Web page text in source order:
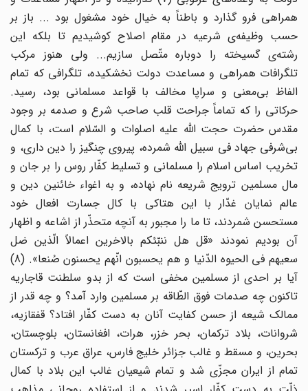
همراهی فرو گذارد و باطناً به خیال خود مشغول بود ... باز بر
حسب وظیفه‌ی شرعیه در مقام اصلاح کوشیدیم تا بلکه این
رشته‌ی گسیخته را دوباره متّصل سازیم... ولی هنوز مرکب
تلگرافات همراهی و مساعدت دولت نخشکیده، تلگرافی که تمام
الفاظ بی‌معنی و سراپا مخالف با قواعد مسلمانی بود، رسید.
حرکاتی را که تماماً جراحت قلب صاحب شرع و صدمه بر وجود
مقدس حضرت حجت الله علیه اصلوات و السّلام است، با کمال
بی‌شرفی جهاد فی سبیل الله شمرده، پیروی چنگیز را دین داری، و
تخریب اساس اسلام را مسلمانی و تسلیط کفّار روس را بر جان و
مال مسلمین ترویج شریعه نام نهاده، و به اغواء خائنین دین و
عالم نمایان غدّار با این هتاکی با کال جسارت افعال خود
مستحسن شمردند، تا ما را مجبور به آنچه متحذّر از اشاعه و اظهار
آن بودیم نمودند «قل هل ننبّئکم بالاخرین اعمالاً الّذین ضل
سعیهم فی الحیوه الدّنیا و هم یحسبون انّهم یحسنون صُنعا». (8)
آیا بر احدی از مسلمین مخفی است که از بدو سلطنت قاجاریه
تاکنون چه صدمات فوق الطّاقه بر مسلمین وارد آمد؟ و چه قدر از
ممالک شیعه از حسن کفایت آنان به دست کفّار افتاد؟ قفقازیه،
شروانات، بلاد ترکمان، بحر خزر، هرات، افغانستان، بلوچستان،
بحرین، و مسقط و غالب جزائر خلیج فارس، عراق عرب و ترکستان
تمام از ایران مجزّی شد و تمام شیعیان غالب این بلاد با کمال